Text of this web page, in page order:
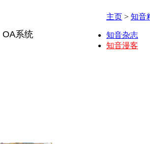
OA系统
主页 > 知音
知音杂志
知音漫客